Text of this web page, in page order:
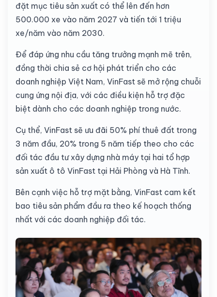
đặt mục tiêu sản xuất có thể lên đến hơn
500.000 xe vào năm 2027 và tiến tới 1 triệu
xe/năm vào năm 2030.
Để đáp ứng nhu cầu tăng trưởng mạnh mẽ trên,
đồng thời chia sẻ cơ hội phát triển cho các
doanh nghiệp Việt Nam, VinFast sẽ mở rộng chuỗi
cung ứng nội địa, với các điều kiện hỗ trợ đặc
biệt dành cho các doanh nghiệp trong nước.
Cụ thể, VinFast sẽ ưu đãi 50% phí thuê đất trong
3 năm đầu, 20% trong 5 năm tiếp theo cho các
đối tác đầu tư xây dựng nhà máy tại hai tổ hợp
sản xuất ô tô VinFast tại Hải Phòng và Hà Tĩnh.
Bên cạnh việc hỗ trợ mặt bằng, VinFast cam kết
bao tiêu sản phẩm đầu ra theo kế hoạch thống
nhất với các doanh nghiệp đối tác.